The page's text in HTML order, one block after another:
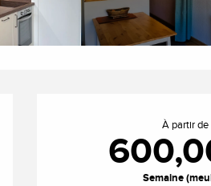
Ouverture
À partir de
Semaine